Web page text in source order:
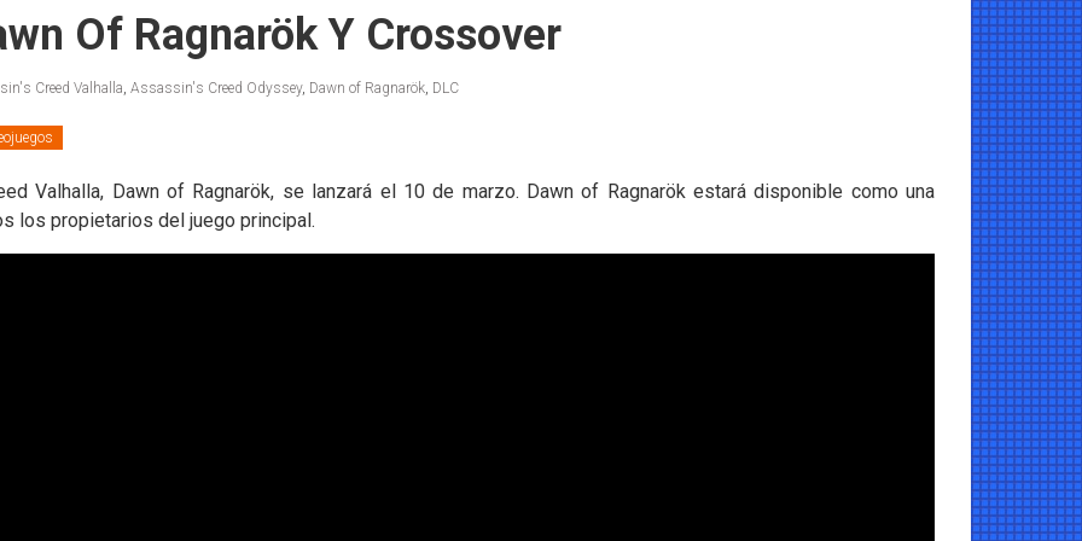
Of Ragnarök Y Crossover
Creed Valhalla, Assassin's Creed Odyssey, Dawn of Ragnarök, DLC
Valhalla, Dawn of Ragnarök, se lanzará el 10 de marzo. Dawn of Ragnarök estará disponible como una
los propietarios del juego principal.